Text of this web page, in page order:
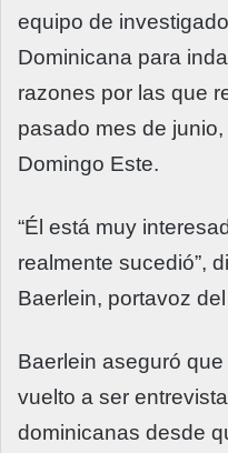
equipo de
Dominicana para
razones por las que
pasado mes de
Domingo Este.
“Él está muy
realmente sucedió”,
Baerlein, portavoz
Baerlein aseguró
vuelto a ser
dominicanas desde